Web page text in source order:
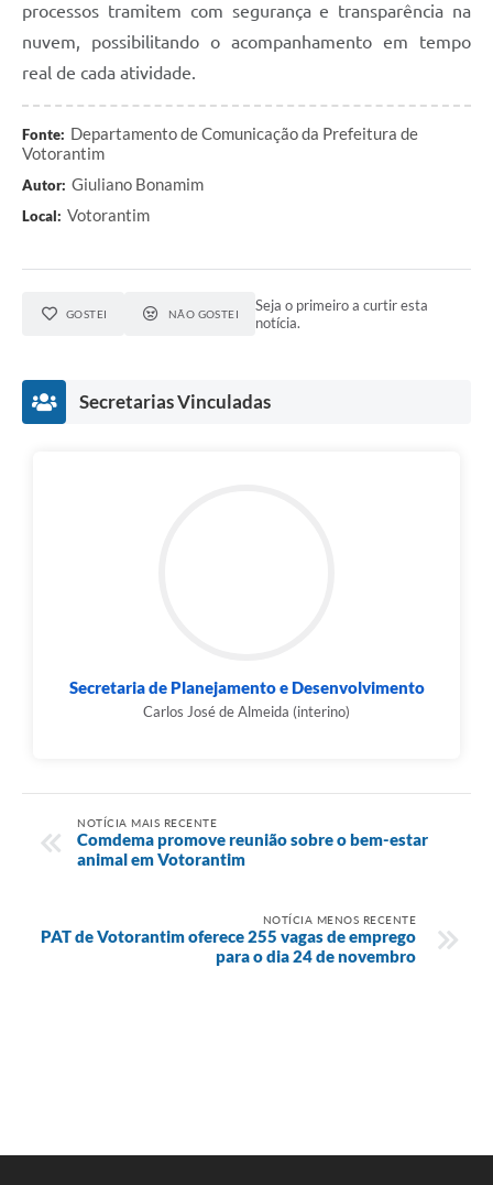
processos tramitem com segurança e transparência na
nuvem, possibilitando o acompanhamento em tempo
real de cada atividade.
Fonte: Departamento de Comunicação da Prefeitura de
Votorantim
Autor: Giuliano Bonamim
Local: Votorantim
GOSTEI NÃO GOSTEI
Seja o primeiro a curtir esta
notícia.
Secretarias Vinculadas
Secretaria de Planejamento e Desenvolvimento
Carlos José de Almeida (interino)
NOTÍCIA MAIS RECENTE
Comdema promove reunião sobre o bem-estar
animal em Votorantim
NOTÍCIA MENOS RECENTE
PAT de Votorantim oferece 255 vagas de emprego
para o dia 24 de novembro